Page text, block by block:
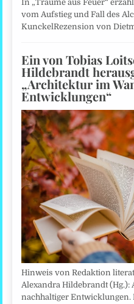
In „Träume aus Feuer“
vom Aufstieg und Fall des
KunckelRezension von
Ein von Tobias
Hildebrandt
„Architektur im
Entwicklungen“
Hinweis von Redaktion
Alexandra Hildebrandt
nachhaltiger